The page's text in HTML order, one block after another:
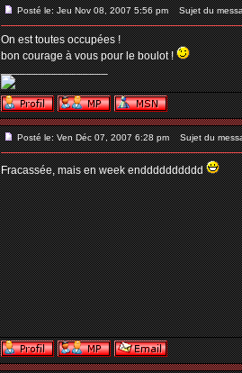
Posté le: Jeu Nov 08, 2007 5:56 pm Sujet du
On est toutes occupées !
bon courage à vous pour le boulot !
_________________
Posté le: Ven Déc 07, 2007 6:28 pm Sujet du
Fracassée, mais en week endddddddddd